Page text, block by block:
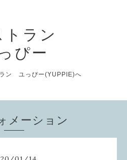
トラン
ぴー
ン ユっぴー(YUPPIE)へ
メーション